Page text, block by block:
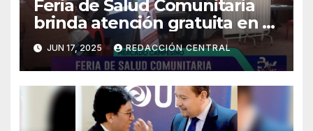
Feria de Salud Comunitaria
brinda atención gratuita en El
Alto
JUN 17, 2025 REDACCIÓN CENTRAL